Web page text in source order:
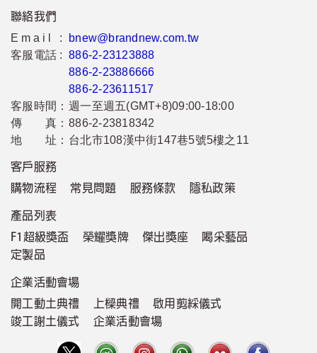
聯絡我們
Email :
bnew@brandnew.com.tw
客服電話 : 886-2-23123888
886-2-23886666
886-2-23611517
客服時間： 週一至週五(GMT+8)09:00-18:00
傳 真： 886-2-23818342
地 址： 台北市108漢中街147巷5號5樓之11
客戶服務
購物流程
常見問題 服務條款 隱私政策
產品列表
F1超級獎盃
榮耀獎牌 傑出獎座
喝采藝品
定製品
企業活動會場
開工動土典禮
上樑典禮
啟用剪綵儀式
竣工謝土儀式
企業活動會場